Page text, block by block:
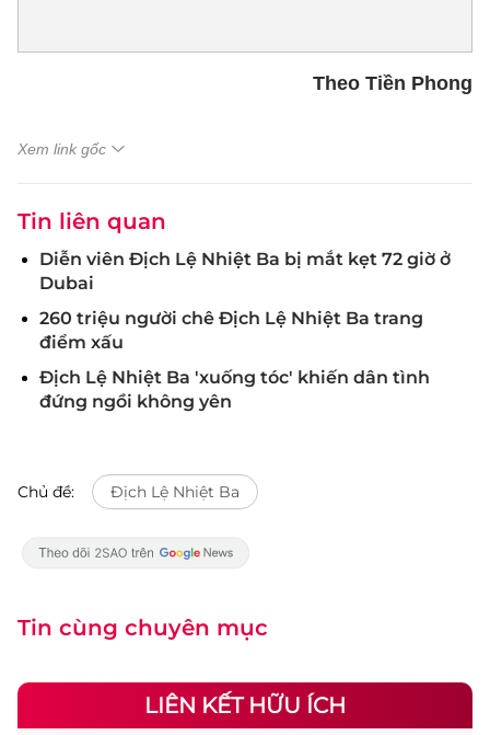
Theo Tiền Phong
Xem link gốc
Tin liên quan
Diễn viên Địch Lệ Nhiệt Ba bị mắt kẹt 72 giờ ở
Dubai
260 triệu người chê Địch Lệ Nhiệt Ba trang
điểm xấu
Địch Lệ Nhiệt Ba 'xuống tóc' khiến dân tình
đứng ngồi không yên
Chủ đề: Địch Lệ Nhiệt Ba
Tin cùng chuyên mục
LIÊN KẾT HỮU ÍCH